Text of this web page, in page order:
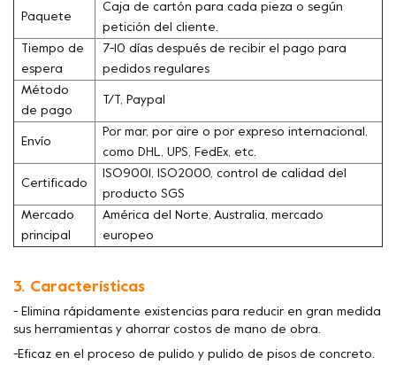
Paquete
Caja de cartón para cada pieza o según
petición del cliente.
Tiempo de
espera
7-10 días después de recibir el pago para
pedidos regulares
Método
de pago
T/T, Paypal
Envío
Por mar, por aire o por expreso internacional,
como DHL, UPS, FedEx, etc.
Certificado
ISO9001, ISO2000, control de calidad del
producto SGS
Mercado
principal
América del Norte, Australia, mercado
europeo
3. Características
- Elimina rápidamente existencias para reducir en gran medida
sus herramientas y ahorrar costos de mano de obra.
-Eficaz en el proceso de pulido y pulido de pisos de concreto.